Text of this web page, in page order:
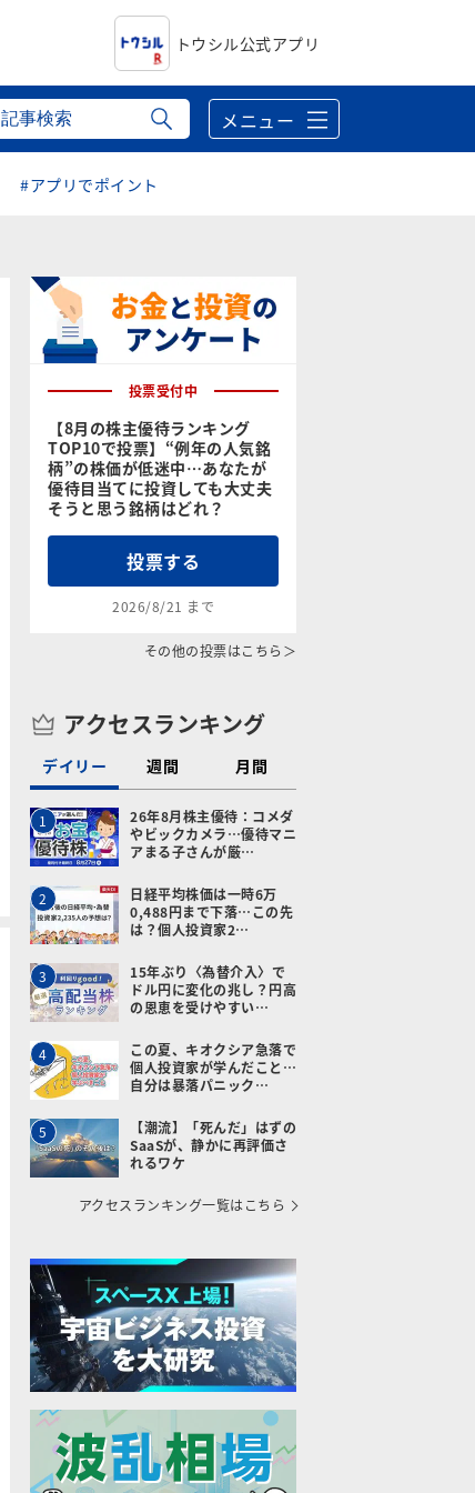
トウシル公式アプリ
メニュー
#アプリでポイント
メールで送る
投票受付中
【8月の株主優待ランキング
TOP10で投票】“例年の人気銘
柄”の株価が低迷中…あなたが
優待目当てに投資しても大丈夫
そうと思う銘柄はどれ？
投票する
2026/8/21 まで
その他の投票はこちら＞
アクセスランキング
デイリー 週間 月間
1
26年8月株主優待：コメダ
やビックカメラ…優待マニ
アまる子さんが厳…
2
日経平均株価は一時6万
0,488円まで下落…この先
は？個人投資家2…
3
15年ぶり〈為替介入〉で
ドル円に変化の兆し？円高
の恩恵を受けやすい…
4
この夏、キオクシア急落で
個人投資家が学んだこと…
自分は暴落パニック…
5
【潮流】「死んだ」はずの
SaaSが、静かに再評価さ
れるワケ
アクセスランキング一覧はこちら